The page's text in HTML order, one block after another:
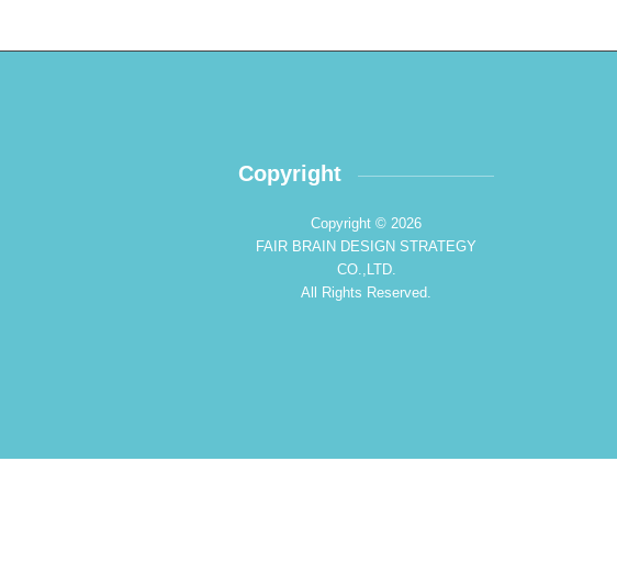
Copyright
Copyright © 2026
FAIR BRAIN DESIGN STRATEGY
CO.,LTD.
All Rights Reserved.